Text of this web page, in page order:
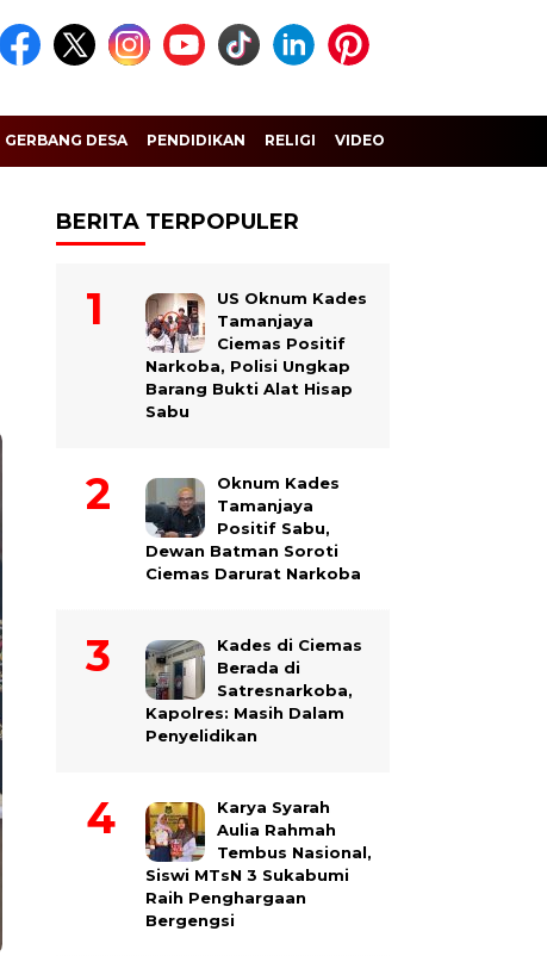
GERBANG DESA PENDIDIKAN RELIGI VIDEO
BERITA TERPOPULER
US Oknum Kades
Tamanjaya
Ciemas Positif
Narkoba, Polisi Ungkap
Barang Bukti Alat Hisap
Sabu
Oknum Kades
Tamanjaya
Positif Sabu,
Dewan Batman Soroti
Ciemas Darurat Narkoba
Kades di Ciemas
Berada di
Satresnarkoba,
Kapolres: Masih Dalam
Penyelidikan
Karya Syarah
Aulia Rahmah
Tembus Nasional,
Siswi MTsN 3 Sukabumi
Raih Penghargaan
Bergengsi